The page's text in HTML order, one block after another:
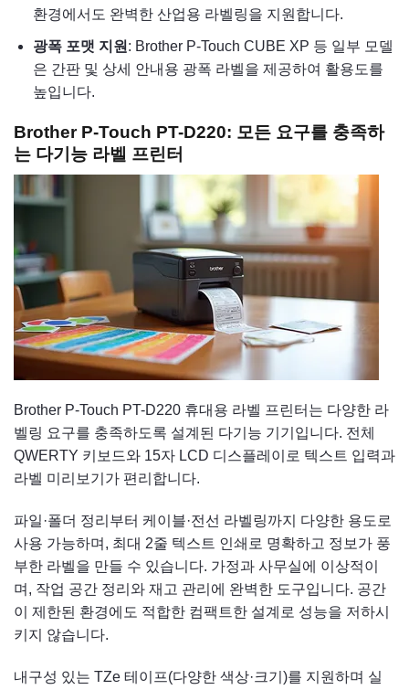
환경에서도 완벽한 산업용 라벨링을 지원합니다.
광폭 포맷 지원 : Brother P-Touch CUBE XP 등 일부 모델
은 간판 및 상세 안내용 광폭 라벨을 제공하여 활용도를
높입니다.
Brother P-Touch PT-D220: 모든 요구를 충족하
는 다기능 라벨 프린터
Brother P-Touch PT-D220 휴대용 라벨 프린터는 다양한 라
벨링 요구를 충족하도록 설계된 다기능 기기입니다. 전체
QWERTY 키보드와 15자 LCD 디스플레이로 텍스트 입력과
라벨 미리보기가 편리합니다.
파일·폴더 정리부터 케이블·전선 라벨링까지 다양한 용도로
사용 가능하며, 최대 2줄 텍스트 인쇄로 명확하고 정보가 풍
부한 라벨을 만들 수 있습니다. 가정과 사무실에 이상적이
며, 작업 공간 정리와 재고 관리에 완벽한 도구입니다. 공간
이 제한된 환경에도 적합한 컴팩트한 설계로 성능을 저하시
키지 않습니다.
내구성 있는 TZe 테이프(다양한 색상·크기)를 지원하며 실